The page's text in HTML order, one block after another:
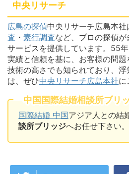
中央リサーチ
広島の探偵中央リサーチ広島本社
査 ・ 素行調査など、プロの探偵
サービスを提供しています。55
実績と信頼を基に、お客様の問
技術の高さでも知られており、
は、ぜひ中央リサーチ広島本社に
中国国際結婚相談所ブリ
国際結婚 中国アジア人との結
談所ブリッジへお任せ下さい。